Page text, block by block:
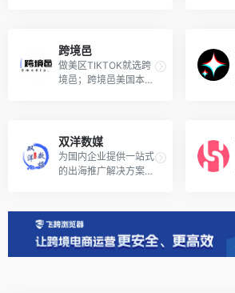
跨境邑
做美区TIKTOK就选跨
境邑；跨境邑美国本土
双洋数媒
为国内企业提供一站式
的出海推广解决方案。
旗下）